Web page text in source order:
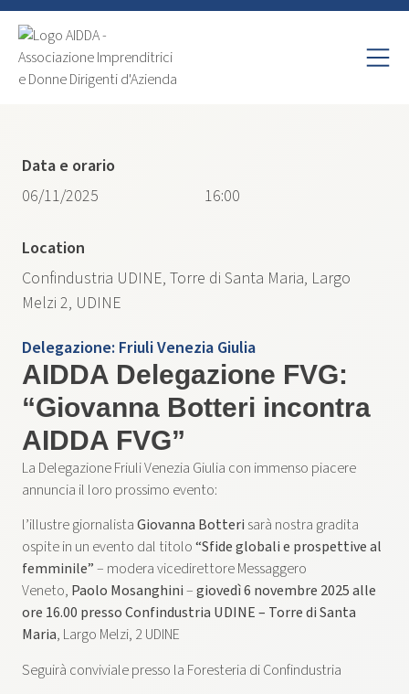
Delegazione: Friuli Venezia Giulia
AIDDA Delegazione FVG:
“Giovanna Botteri incontra
AIDDA FVG”
La Delegazione Friuli Venezia Giulia con immenso piacere
annuncia il loro prossimo evento:
l’illustre giornalistaGiovanna Botteri sarà nostra gradita
ospite in un evento dal titolo“Sfide globali e prospettive al
femminile”– modera vicedirettore Messaggero
Veneto, Paolo Mosanghini–giovedì 6 novembre 2025 alle
ore 16.00 presso Confindustria UDINE – Torre di Santa
Maria, Largo Melzi, 2 UDINE
Seguirà conviviale presso la Foresteria di Confindustria
Data e orario
06/11/2025
16:00
Location
Confindustria UDINE, Torre di Santa Maria, Largo
Melzi 2, UDINE